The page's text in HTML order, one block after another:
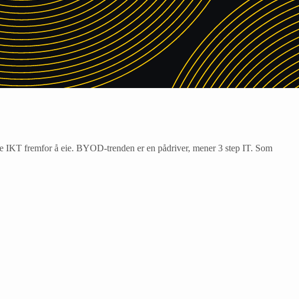
IKT fremfor å eie. BYOD-trenden er en pådriver, mener 3 step IT. Som